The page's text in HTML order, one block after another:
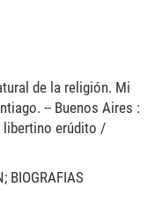
de la religión. Mi
-- Buenos Aires :
libertino erúdito /
BIOGRAFIAS